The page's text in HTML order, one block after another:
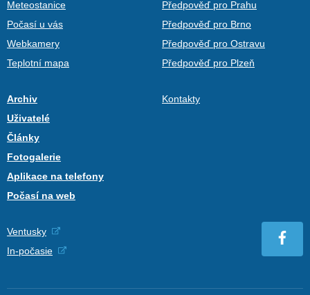
Meteostanice
Počasí u vás
Webkamery
Teplotní mapa
Předpověď pro Prahu
Předpověď pro Brno
Předpověď pro Ostravu
Předpověď pro Plzeň
Archiv
Uživatelé
Články
Fotogalerie
Aplikace na telefony
Počasí na web
Kontakty
Ventusky
In-počasie